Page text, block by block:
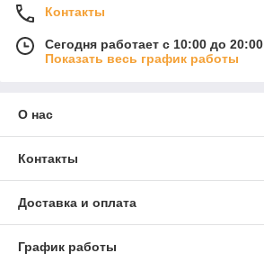
Контакты
Сегодня работает с 10:00 до 20:00
Показать весь график работы
О нас
Контакты
Доставка и оплата
График работы